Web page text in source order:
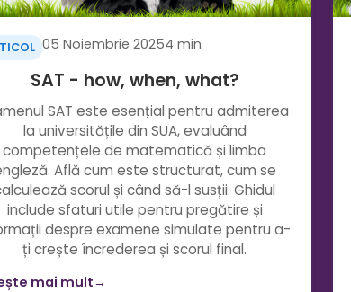
05 Noiembrie 20254 min
SAT - how, when, what?
SAT este esențial pentru admiterea
la universitățile din SUA, evaluând
competențele de matematică și limba
Află cum este structurat, cum se
scorul și când să-l susții. Ghidul
include sfaturi utile pentru pregătire și
despre examene simulate pentru a-
ți crește încrederea și scorul final.
mai mult→